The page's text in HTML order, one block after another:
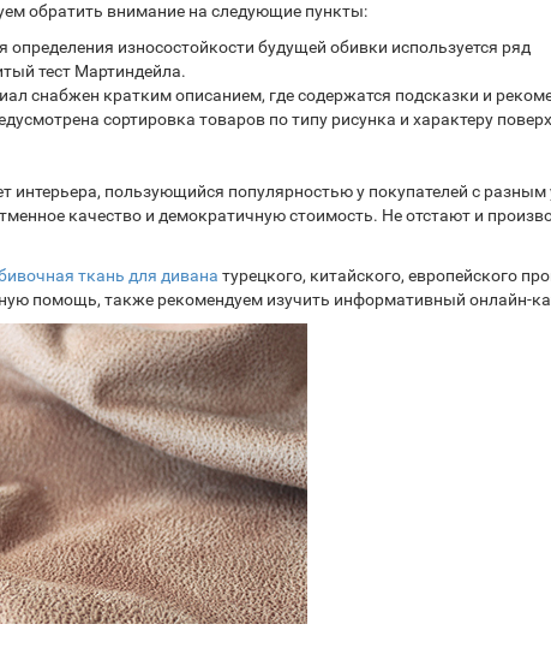
обратить внимание на следующие пункты:
износостойкости будущей обивки используется ряд
тест Мартиндейла.
снабжен кратким описанием, где содержатся подсказки и
сортировка товаров по типу рисунка и характеру
пользующийся популярностью у покупателей с
качество и демократичную стоимость. Не отстают и
ткань для дивана турецкого, китайского, европейского
помощь, также рекомендуем изучить информативный онлайн-